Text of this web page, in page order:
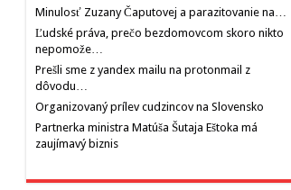
Minulosť Zuzany Čaputovej a parazitovanie na…
Ľudské práva, prečo bezdomovcom skoro nikto
nepomože…
Prešli sme z yandex mailu na protonmail z
dôvodu…
Organizovaný prílev cudzincov na Slovensko
Partnerka ministra Matúša Šutaja Eštoka má
zaujímavý biznis